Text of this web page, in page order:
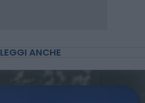
LEGGI ANCHE